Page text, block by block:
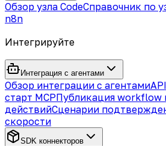
Обзор узла CodeСправочник по
n8n
Интегрируйте
Интеграция с агентами
Обзор интеграции с агентами
старт MCPПубликация workflow
действийСценарии
скорости
SDK коннекторов